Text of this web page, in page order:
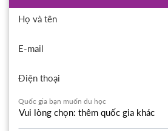
Họ và tên
E-mail
Điện thoại
Quốc gia bạn muốn du học